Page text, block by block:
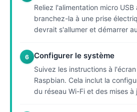
Reliez l'alimentation micro
branchez-la à une prise
devrait s'allumer et démarrer
6 Configurer le système
Suivez les instructions à
Raspbian. Cela inclut la
du réseau Wi-Fi et des mises à